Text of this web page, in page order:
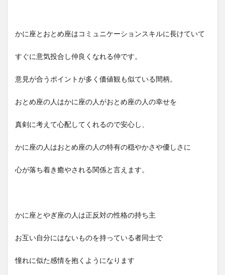
かに座とおとめ座はコミュニケーションスキルに長けていて
すぐに意気投合し仲良くなれる仲です。
意見が合うポイントが多く価値観も似ている間柄。
おとめ座の人はかに座の人がおとめ座の人の幸せを
真剣に考えて心配してくれるので安心し、
かに座の人はおとめ座の人の特有の穏やかさや優しさに
心が落ち着き癒やされる関係と言えます。
かに座とやぎ座の人は正反対の性格の持ち主
お互い自分にはないものを持っている者同士で
憧れに似た感情を抱くようになります